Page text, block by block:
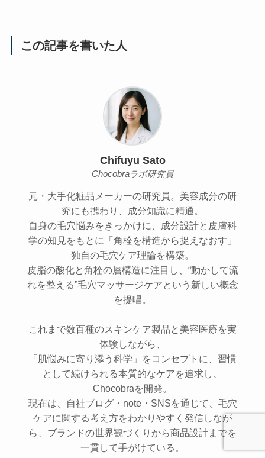
この記事を書いた人
Chifuyu Sato
Chocobraラボ研究員
元・大手化粧品メーカーの研究員。美容成分の研
究にも携わり、成分知識に精通。
自身の毛穴悩みをきっかけに、成分設計と皮膚科
学の知見をもとに「角栓を構造から捉えなおす」
独自の毛穴ケア理論を構築。
皮脂の酸化と角栓の層構造に注目し、“動かして流
れを整える”毛穴マッサージケアという新しい概念
を提唱。
これまで数百種のスキンケア製品と美容医療を実
体験しながら、
「肌悩みに寄り添う科学」をコンセプトに、習慣
として続けられる本質的なケアを追求し、
Chocobraを開発。
現在は、自社ブログ・note・SNSを通じて、毛穴
ケアに関する考え方をわかりやすく発信しなが
ら、ブランドの世界観づくりから商品設計までを
一貫して手がけている。